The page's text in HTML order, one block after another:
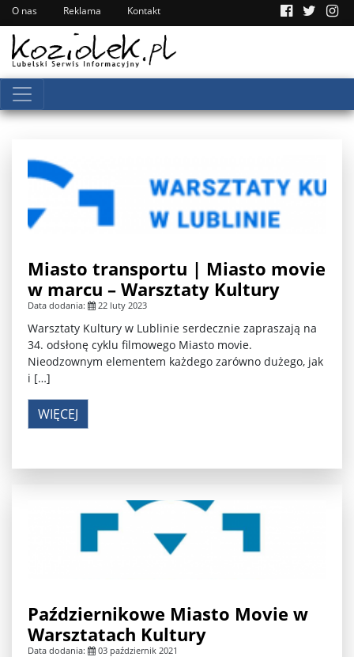
O nas Reklama Kontakt
Miasto transportu | Miasto movie
w marcu – Warsztaty Kultury
Data dodania: 22 luty 2023
Warsztaty Kultury w Lublinie serdecznie zapraszają na
34. odsłonę cyklu filmowego Miasto movie.
Nieodzownym elementem każdego zarówno dużego, jak
i […]
WIĘCEJ
Październikowe Miasto Movie w
Warsztatach Kultury
Data dodania: 03 październik 2021